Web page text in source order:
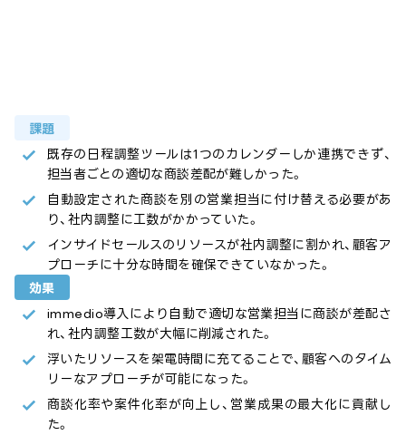
課題
既存の日程調整ツールは1つのカレンダーしか連携できず、
担当者ごとの適切な商談差配が難しかった。
自動設定された商談を別の営業担当に付け替える必要があ
り、社内調整に工数がかかっていた。
インサイドセールスのリソースが社内調整に割かれ、顧客ア
プローチに十分な時間を確保できていなかった。
効果
immedio導入により自動で適切な営業担当に商談が差配さ
れ、社内調整工数が大幅に削減された。
浮いたリソースを架電時間に充てることで、顧客へのタイム
リーなアプローチが可能になった。
商談化率や案件化率が向上し、営業成果の最大化に貢献し
た。